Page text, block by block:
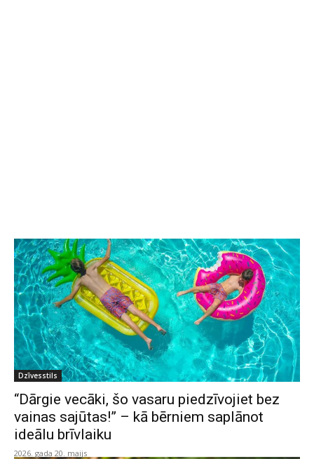
Dzīvesstils
“Dārgie vecāki, šo vasaru piedzīvojiet bez
vainas sajūtas!” – kā bērniem saplānot
ideālu brīvlaiku
2026. gada 20. maijs